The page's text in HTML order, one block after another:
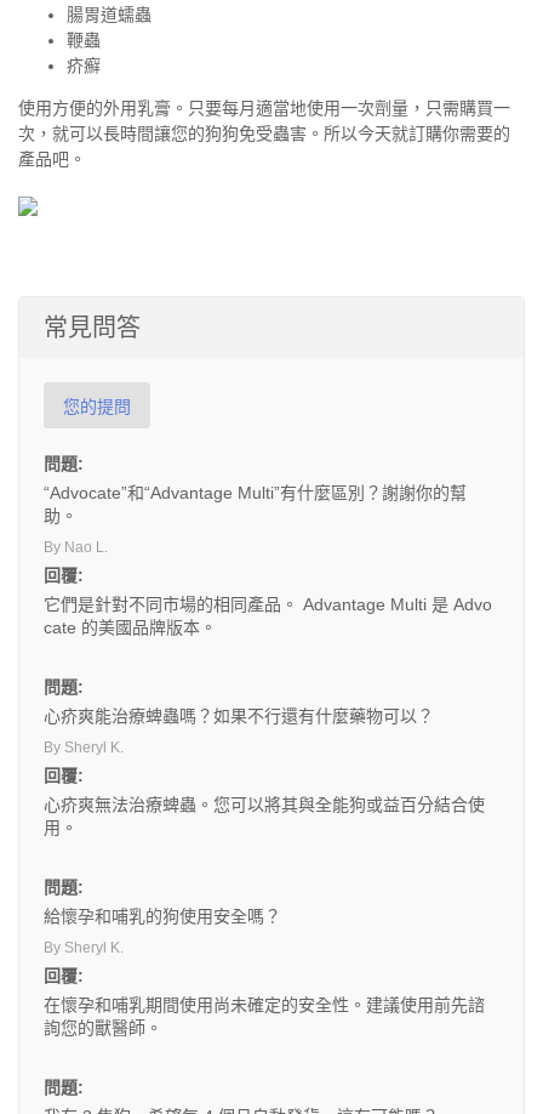
腸胃道蠕蟲
鞭蟲
疥癬
使用方便的外用乳膏。只要每月適當地使用一次劑量，只需購買一
次，就可以長時間讓您的狗狗免受蟲害。所以今天就訂購你需要的
產品吧。
常見問答
您的提問
問題:
“Advocate”和“Advantage Multi”有什麼區別？謝謝你的幫
助。
By Nao L.
回覆:
它們是針對不同市場的相同產品。 Advantage Multi 是 Advo
cate 的美國品牌版本。
問題:
心疥爽能治療蜱蟲嗎？如果不行還有什麼藥物可以？
By Sheryl K.
回覆:
心疥爽無法治療蜱蟲。您可以將其與全能狗或益百分結合使
用。
問題:
給懷孕和哺乳的狗使用安全嗎？
By Sheryl K.
回覆:
在懷孕和哺乳期間使用尚未確定的安全性。建議使用前先諮
詢您的獸醫師。
問題: